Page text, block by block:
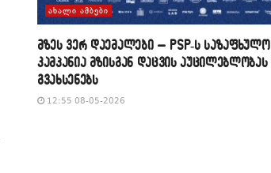
ᲐᲮᲐᲚᲘ ᲐᲛᲑᲔᲑᲘ
მზეს ვერ დაემალები – PSP-ს საზაფხულო
კამპანია მზისგან დაცვის აუცილებლობას
გვახსენებს
12:55 08-05-2026